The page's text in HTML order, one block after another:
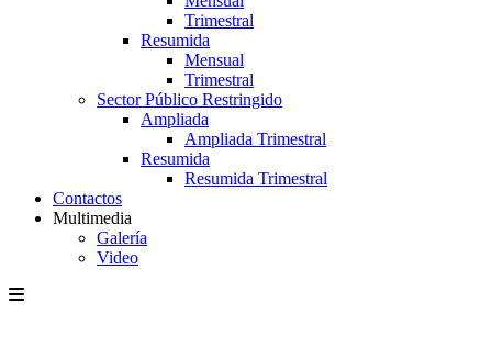
Trimestral
Resumida
Mensual
Trimestral
Sector Público Restringido
Ampliada
Ampliada Trimestral
Resumida
Resumida Trimestral
Contactos
Multimedia
Galería
Video